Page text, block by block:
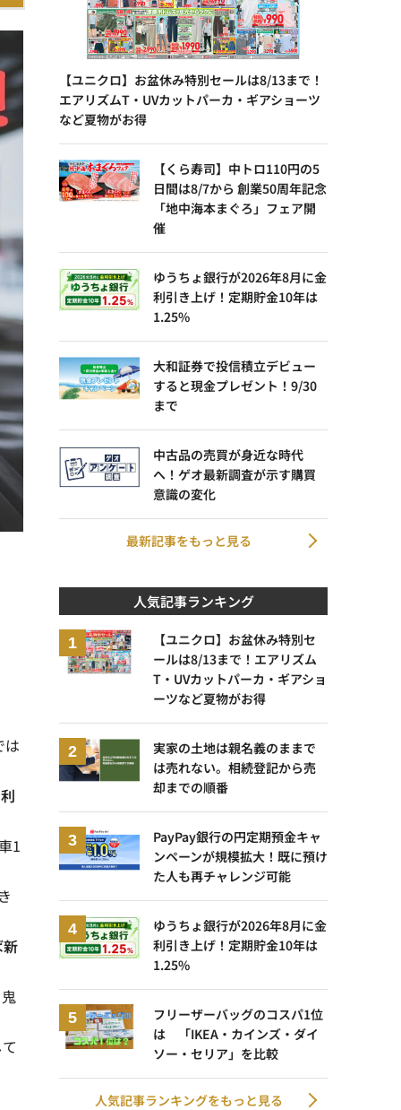
は
1
【ユニクロ】お盆休み特別セールは8/13まで！
エアリズムT・UVカットパーカ・ギアショーツ
など夏物がお得
【くら寿司】中トロ110円の5
日間は8/7から 創業50周年記念
「地中海本まぐろ」フェア開
催
ゆうちょ銀行が2026年8月に金
利引き上げ！定期貯金10年は
1.25%
大和証券で投信積立デビュー
すると現金プレゼント！9/30
まで
中古品の売買が身近な時代
へ！ゲオ最新調査が示す購買
意識の変化
最新記事をもっと見る
人気記事ランキング
【ユニクロ】お盆休み特別セ
ールは8/13まで！エアリズム
T・UVカットパーカ・ギアショ
ーツなど夏物がお得
実家の土地は親名義のままで
は売れない。相続登記から売
却までの順番
PayPay銀行の円定期預金キャ
ンペーンが規模拡大！既に預け
た人も再チャレンジ可能
ゆうちょ銀行が2026年8月に金
利引き上げ！定期貯金10年は
1.25%
フリーザーバッグのコスパ1位
は 「IKEA・カインズ・ダイ
ソー・セリア」を比較
人気記事ランキングをもっと見る